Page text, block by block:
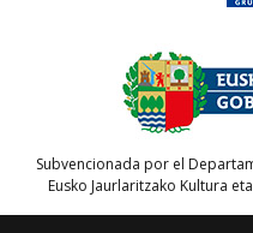
Subvencionada por el
Eusko Jaurlaritzako Kultura